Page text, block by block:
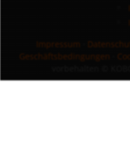
Impressum
Geschäftsbedingungen